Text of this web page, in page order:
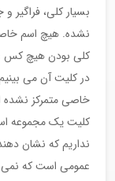
بسیار کلی،
نشده. هیچ اسم
کلی بودن هیچ کس
در کلیت آن می
خاصی متمرکز نشده
کلیت یک مجموعه
نداریم که نشان
عمومی است که نمی